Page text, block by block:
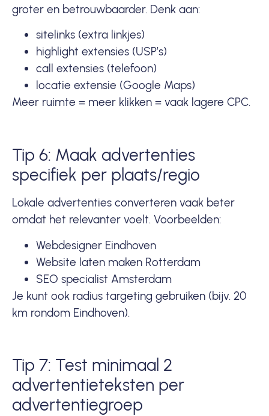
groter en betrouwbaarder. Denk aan:
sitelinks (extra linkjes)
highlight extensies (USP’s)
call extensies (telefoon)
locatie extensie (Google Maps)
Meer ruimte = meer klikken = vaak lagere CPC.
Tip 6: Maak advertenties
specifiek per plaats/regio
Lokale advertenties converteren vaak beter
omdat het relevanter voelt. Voorbeelden:
Webdesigner Eindhoven
Website laten maken Rotterdam
SEO specialist Amsterdam
Je kunt ook radius targeting gebruiken (bijv. 20
km rondom Eindhoven).
Tip 7: Test minimaal 2
advertentieteksten per
advertentiegroep